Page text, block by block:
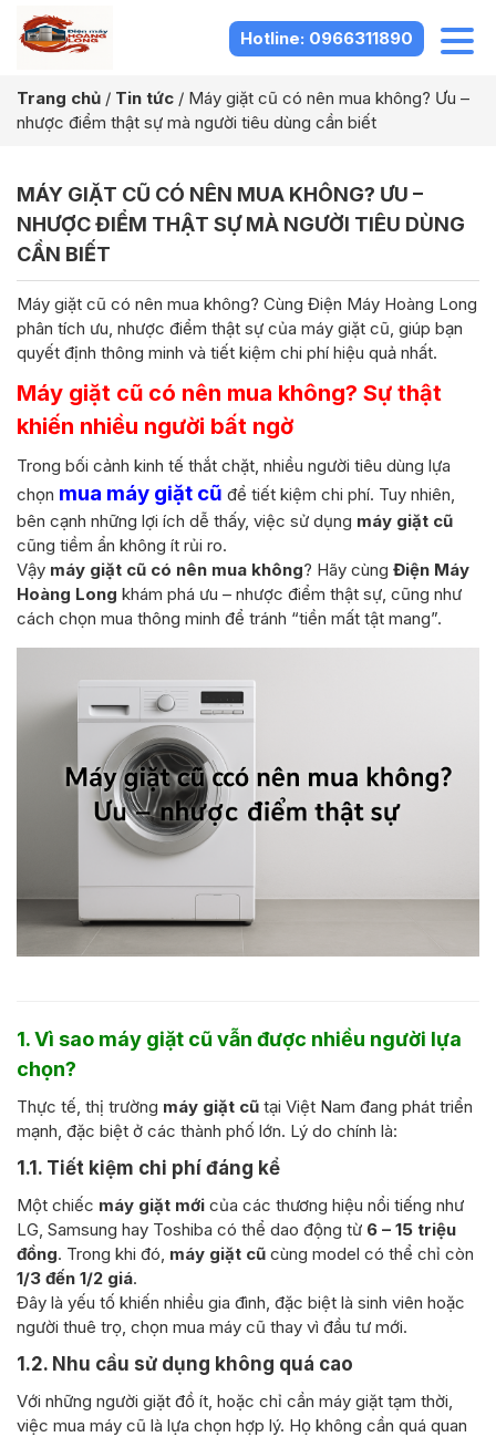
Hotline: 0966311890
Trang chủ / Tin tức / Máy giặt cũ có nên mua không? Ưu –
nhược điểm thật sự mà người tiêu dùng cần biết
MÁY GIẶT CŨ CÓ NÊN MUA KHÔNG? ƯU –
NHƯỢC ĐIỂM THẬT SỰ MÀ NGƯỜI TIÊU DÙNG
CẦN BIẾT
Máy giặt cũ có nên mua không? Cùng Điện Máy Hoàng Long
phân tích ưu, nhược điểm thật sự của máy giặt cũ, giúp bạn
quyết định thông minh và tiết kiệm chi phí hiệu quả nhất.
Máy giặt cũ có nên mua không? Sự thật
khiến nhiều người bất ngờ
Trong bối cảnh kinh tế thắt chặt, nhiều người tiêu dùng lựa
chọn mua máy giặt cũ để tiết kiệm chi phí. Tuy nhiên,
bên cạnh những lợi ích dễ thấy, việc sử dụng máy giặt cũ
cũng tiềm ẩn không ít rủi ro.
Vậy máy giặt cũ có nên mua không? Hãy cùng Điện Máy
Hoàng Long khám phá ưu – nhược điểm thật sự, cũng như
cách chọn mua thông minh để tránh “tiền mất tật mang”.
1. Vì sao máy giặt cũ vẫn được nhiều người lựa
chọn?
Thực tế, thị trường máy giặt cũ tại Việt Nam đang phát triển
mạnh, đặc biệt ở các thành phố lớn. Lý do chính là:
1.1. Tiết kiệm chi phí đáng kể
Một chiếc máy giặt mới của các thương hiệu nổi tiếng như
LG, Samsung hay Toshiba có thể dao động từ 6 – 15 triệu
đồng. Trong khi đó, máy giặt cũ cùng model có thể chỉ còn
1/3 đến 1/2 giá.
Đây là yếu tố khiến nhiều gia đình, đặc biệt là sinh viên hoặc
người thuê trọ, chọn mua máy cũ thay vì đầu tư mới.
1.2. Nhu cầu sử dụng không quá cao
Với những người giặt đồ ít, hoặc chỉ cần máy giặt tạm thời,
việc mua máy cũ là lựa chọn hợp lý. Họ không cần quá quan